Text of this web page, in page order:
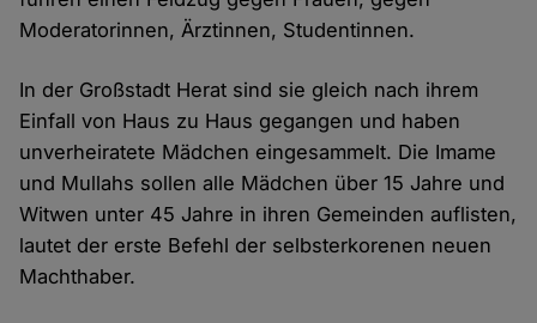
Moderatorinnen, Ärztinnen, Studentinnen.
In der Großstadt Herat sind sie gleich nach ihrem
Einfall von Haus zu Haus gegangen und haben
unverheiratete Mädchen eingesammelt. Die Imame
und Mullahs sollen alle Mädchen über 15 Jahre und
Witwen unter 45 Jahre in ihren Gemeinden auflisten,
lautet der erste Befehl der selbsterkorenen neuen
Machthaber.